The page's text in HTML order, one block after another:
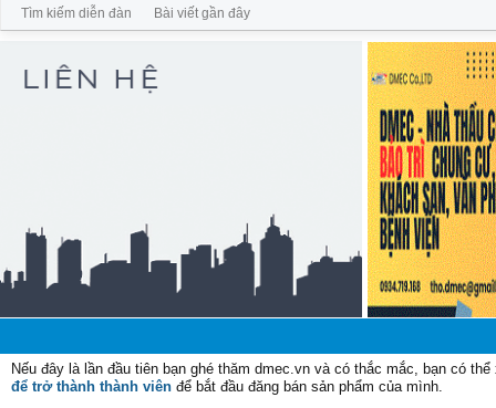
Nếu đây là lần đầu tiên bạn ghé thăm dmec.vn và có thắc mắc, bạn có
để trở thành thành viên để bắt đầu đăng bán sản phẩm của mình.
Tìm kiếm diễn đàn Bài viết gần đây